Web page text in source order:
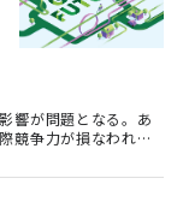
響が問題となる。あ
競争力が損なわれる
。このような懸念に